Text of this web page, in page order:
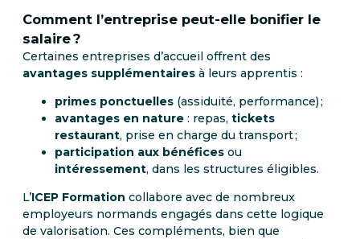
Comment l’entreprise peut-elle bonifier le
salaire ?
Certaines entreprises d’accueil offrent des
avantages supplémentaires à leurs apprentis :
primes ponctuelles (assiduité, performance) ;
avantages en nature : repas, tickets
restaurant, prise en charge du transport ;
participation aux bénéfices ou
intéressement, dans les structures éligibles.
L’ICEP Formation collabore avec de nombreux
employeurs normands engagés dans cette logique
de valorisation. Ces compléments, bien que